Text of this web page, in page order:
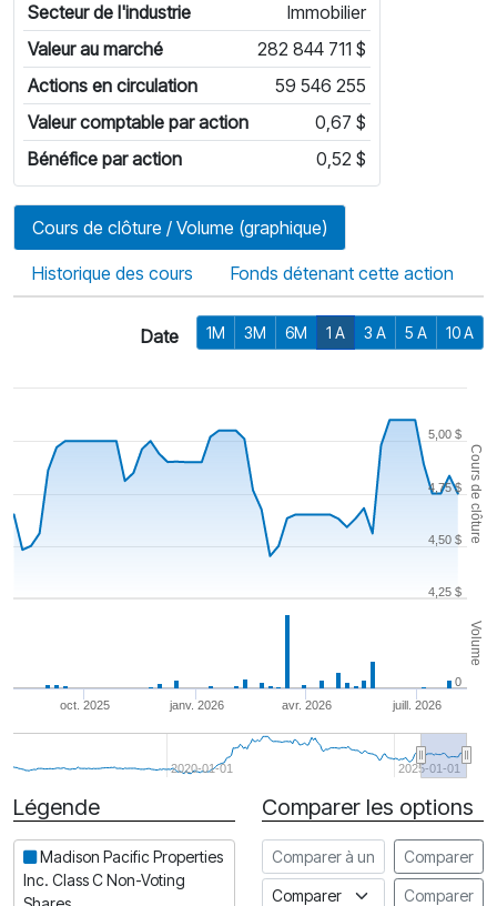
Secteur de l'industrie
Immobilier
Valeur au marché
282 844 711 $
Actions en circulation
59 546 255
Valeur comptable par action
0,67 $
Bénéfice par action
0,52 $
Cours de clôture / Volume (graphique)
Historique des cours Fonds détenant cette action
Date 1M 3M 6M 1 A 3 A 5 A 10 A
Cours de clôture
Volume
janv. 2026
oct. 2025 avr. 2026 juill. 2026
2020-01-01 2025-01-01
4,25 $
4,50 $
4,75 $
5,00 $
0
Date
Légende
Madison Pacific Properties
Inc. Class C Non-Voting
Comparer les options
Comparer à une autre action
Comparer
Comparer à un indiceComparer